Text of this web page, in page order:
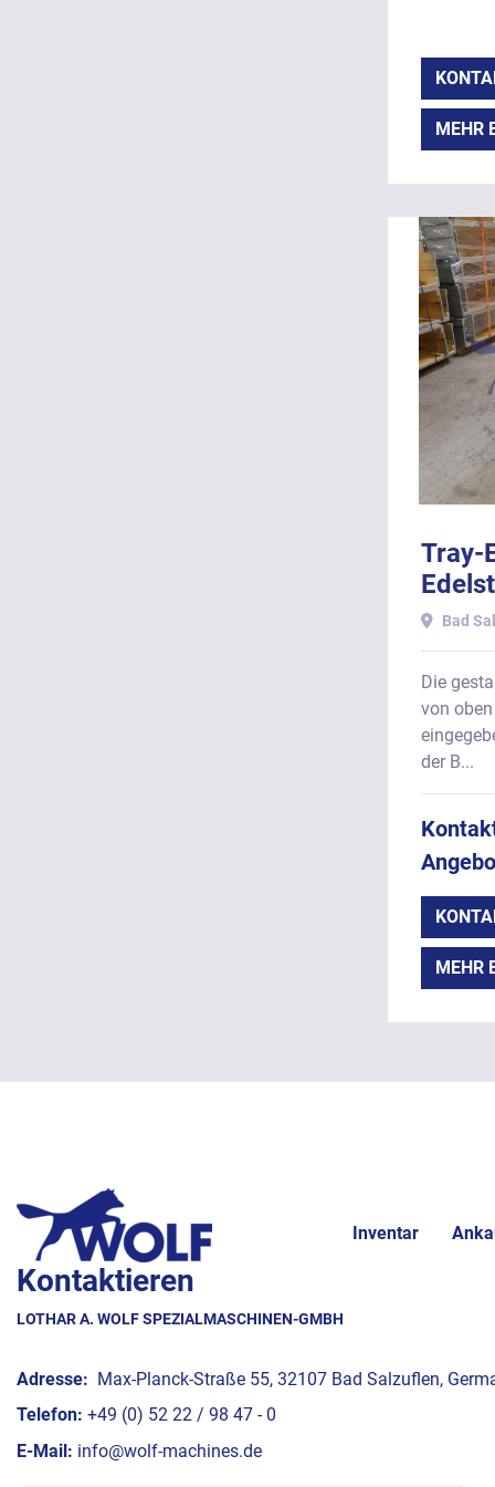
MEHR
Tray-
fürBad
Die
von
der B...
MEHR
Inventar
Kontaktieren
LOTHAR A. WOLF SPEZIALMASCHINEN-GMBH
Adresse: Max-Planck-Straße 55, 32107 Bad Salzuflen,
Telefon: +49 (0) 52 22 / 98 47 - 0
E-Mail: info@wolf-machines.de